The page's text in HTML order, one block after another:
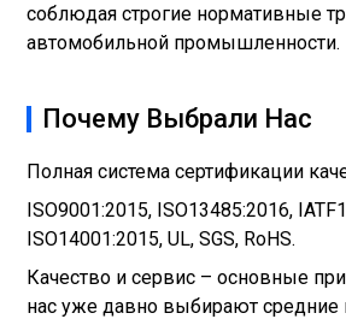
соблюдая строгие нормативные
автомобильной промышленности.
Почему Выбрали Нас
Полная система сертификации
ISO9001:2015, ISO13485:2016,
ISO14001:2015, UL, SGS, RoHS.
Качество и сервис – основные
нас уже давно выбирают средние